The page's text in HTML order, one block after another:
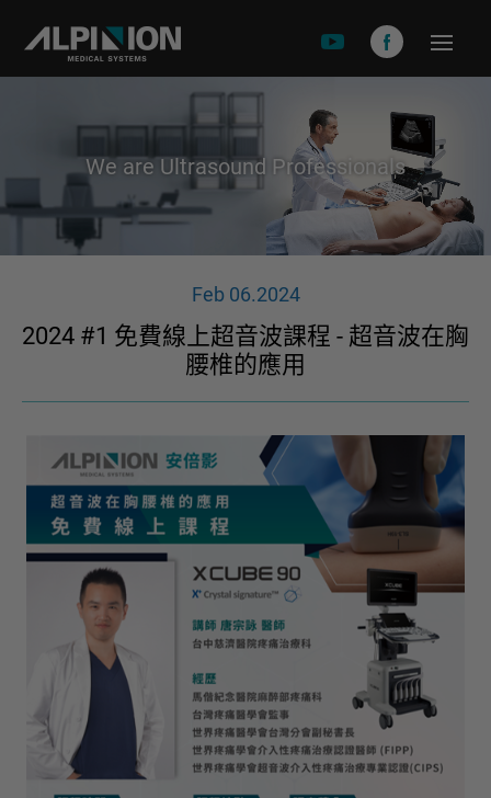
關於安倍影
產品介紹
X-CUBE 90
X-CUBE i9
minisono
活動資訊
課程資訊
展會活動
諮詢表單
服務據點
We are Ultrasound Professionals
Feb 06.2024
2024 #1 免費線上超音波課程 - 超音波在胸
腰椎的應用